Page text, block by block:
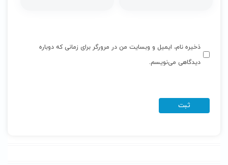
ذخیره نام، ایمیل و وبسایت من در مرورگر برای زمانی که دوباره
دیدگاهی می‌نویسم.